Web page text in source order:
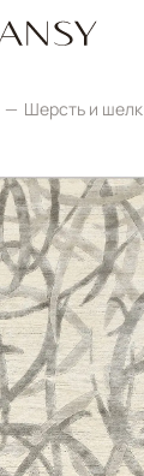
Шерсть и шелк